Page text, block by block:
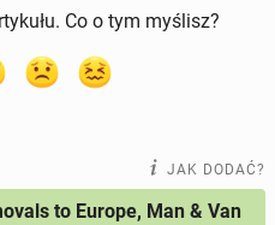
Co o tym myślisz?
JAK DODAĆ?
to Europe, Man & Van